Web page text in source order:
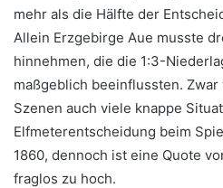
mehr als die Hälfte der
Allein Erzgebirge Aue musste
hinnehmen, die die 1:3-
maßgeblich beeinflussten.
Szenen auch viele knappe
Elfmeterentscheidung beim
1860, dennoch ist eine Quote
fraglos zu hoch.